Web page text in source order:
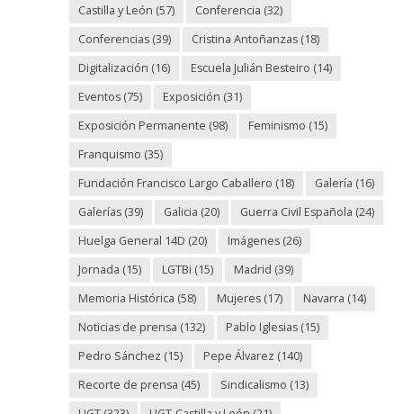
Castilla y León (57) Conferencia (32)
Conferencias(39) Cristina Antoñanzas(18)
Digitalización (16) Escuela Julián Besteiro (14)
Eventos(75) Exposición (31)
Exposición Permanente (98) Feminismo (15)
Franquismo (35)
Fundación Francisco Largo Caballero (18) Galería (16)
Galerías(39) Galicia (20) Guerra Civil Española (24)
Huelga General 14D (20) Imágenes(26)
Jornada (15) LGTBi (15) Madrid (39)
Memoria Histórica (58) Mujeres(17) Navarra (14)
Noticias de prensa (132) Pablo Iglesias(15)
Pedro Sánchez (15) Pepe Álvarez (140)
Recorte de prensa (45) Sindicalismo (13)